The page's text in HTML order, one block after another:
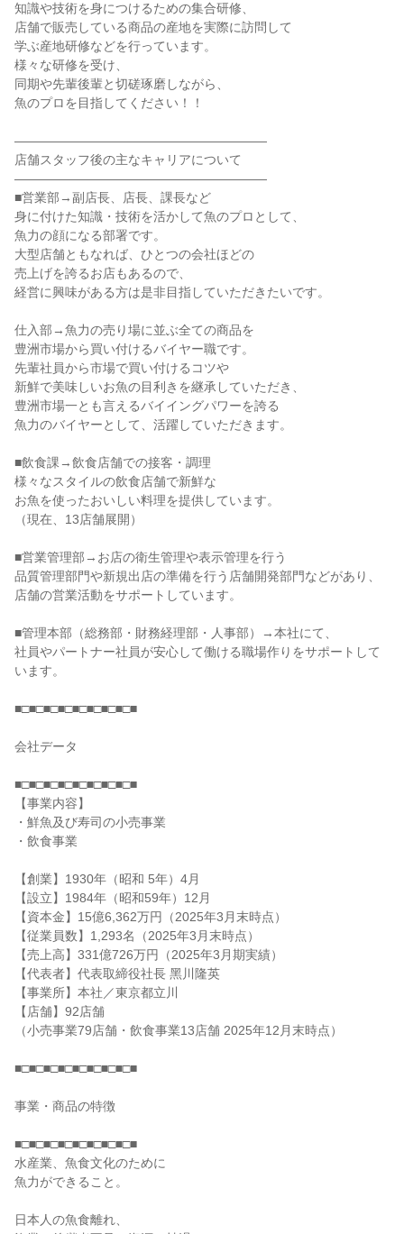
知識や技術を身につけるための集合研修、
店舗で販売している商品の産地を実際に訪問して
学ぶ産地研修などを行っています。
様々な研修を受け、
同期や先輩後輩と切磋琢磨しながら、
魚のプロを目指してください！！
――――――――――――――――――――
店舗スタッフ後の主なキャリアについて
――――――――――――――――――――
■営業部→副店長、店長、課長など
身に付けた知識・技術を活かして魚のプロとして、
魚力の顔になる部署です。
大型店舗ともなれば、ひとつの会社ほどの
売上げを誇るお店もあるので、
経営に興味がある方は是非目指していただきたいです。
仕入部→魚力の売り場に並ぶ全ての商品を
豊洲市場から買い付けるバイヤー職です。
先輩社員から市場で買い付けるコツや
新鮮で美味しいお魚の目利きを継承していただき、
豊洲市場一とも言えるバイイングパワーを誇る
魚力のバイヤーとして、活躍していただきます。
■飲食課→飲食店舗での接客・調理
様々なスタイルの飲食店舗で新鮮な
お魚を使ったおいしい料理を提供しています。
（現在、13店舗展開）
■営業管理部→お店の衛生管理や表示管理を行う
品質管理部門や新規出店の準備を行う店舗開発部門などがあり、
店舗の営業活動をサポートしています。
■管理本部（総務部・財務経理部・人事部）→本社にて、
社員やパートナー社員が安心して働ける職場作りをサポートして
います。
■□■□■□■□■□■□■□■□■
会社データ
■□■□■□■□■□■□■□■□■
【事業内容】
・鮮魚及び寿司の小売事業
・飲食事業
【創業】1930年（昭和 5年）4月
【設立】1984年（昭和59年）12月
【資本金】15億6,362万円（2025年3月末時点）
【従業員数】1,293名（2025年3月末時点）
【売上高】331億726万円（2025年3月期実績）
【代表者】代表取締役社長 黑川隆英
【事業所】本社／東京都立川
【店舗】92店舗
（小売事業79店舗・飲食事業13店舗 2025年12月末時点）
■□■□■□■□■□■□■□■□■
事業・商品の特徴
■□■□■□■□■□■□■□■□■
水産業、魚食文化のために
魚力ができること。
日本人の魚食離れ、